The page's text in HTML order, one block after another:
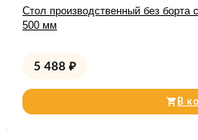
Стол производственный без борта
500 мм
5 488 ₽
В